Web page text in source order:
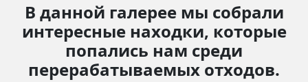
В данной галерее мы собрали
интересные находки, которые
попались нам среди
перерабатываемых отходов.